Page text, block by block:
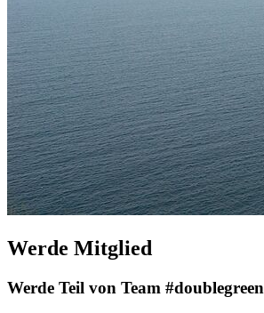
Werde Mitglied
Werde Teil von Team #doublegreen